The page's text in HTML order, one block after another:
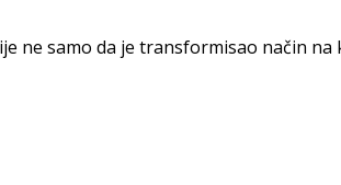
ne samo da je transformisao način